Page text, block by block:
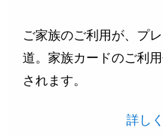
「あとリボ」に加えて
あとから自分で支払回